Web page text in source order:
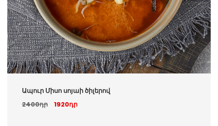
Ապուր Միսո սոյաի ծիլերով
2400դր
1920դր